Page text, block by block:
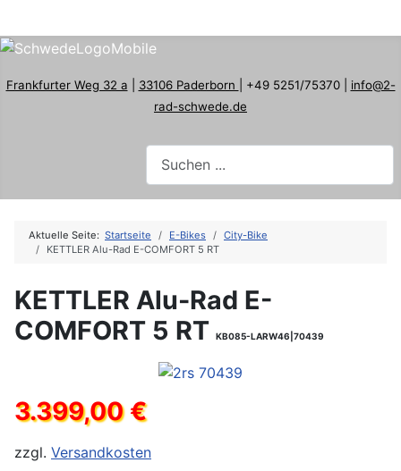
Frankfurter Weg 32 a 33106 Paderborn | +49 5251/75370 | info@2-
rad-schwede.de
Aktuelle Seite: Startseite E-Bikes
City-Bike
KETTLER Alu-Rad E-COMFORT 5 RT
KETTLER Alu-Rad E-
COMFORT 5 RT KB085-LARW46|70439
3.399,00 €
zzgl. Versandkosten